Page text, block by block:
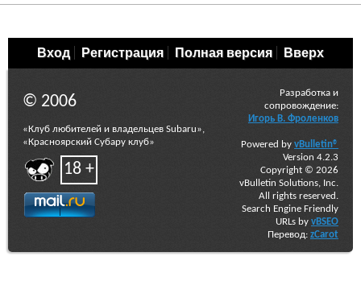
Вход Регистрация Полная версия Вверх
© 2006
«Клуб любителей и владельцев Subaru»,
«Красноярский Субару клуб»
18 +
Разработка и
сопровождение:
Игорь В. Фроленков
Powered by vBulletin®
Version 4.2.3
Copyright © 2026
vBulletin Solutions, Inc.
All rights reserved.
Search Engine Friendly
URLs by vBSEO
Перевод: zCarot